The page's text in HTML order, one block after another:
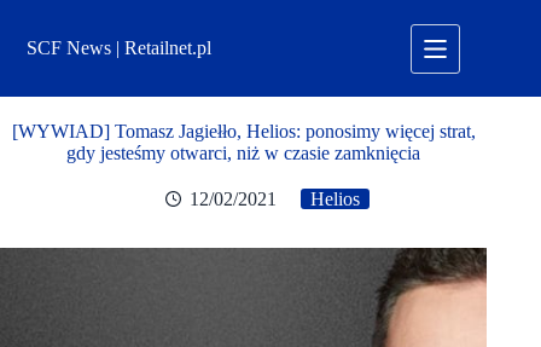
treściSCF News | Retailnet.pl
[WYWIAD] Tomasz Jagiełło, Helios: ponosimy więcej strat,
gdy jesteśmy otwarci, niż w czasie zamknięcia
12/02/2021 Helios